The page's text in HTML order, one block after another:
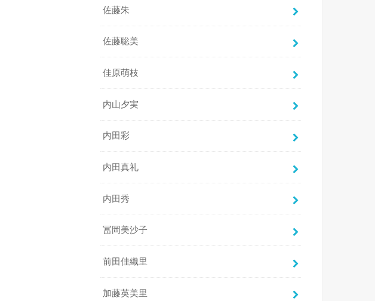
佐藤朱
佐藤聡美
佳原萌枝
内山夕実
内田彩
内田真礼
内田秀
冨岡美沙子
前田佳織里
加藤英美里